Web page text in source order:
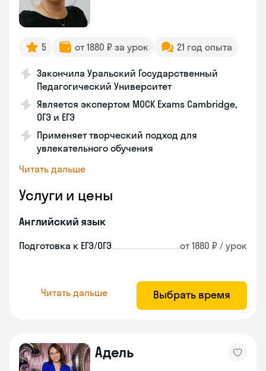
5 от 1880 ₽ за урок 21 год опыта
Закончила Уральский Государственный
Педагогический Университет
Является экспертом MOCK Exams Cambridge,
ОГЭ и ЕГЭ
Применяет творческий подход для
увлекательного обучения
Читать дальше
Услуги и цены
Английский язык
Подготовка к ЕГЭ/ОГЭ от 1880 ₽ / урок
Читать дальше Выбрать время
Адель